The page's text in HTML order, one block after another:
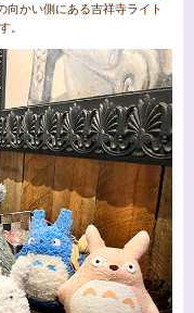
向かい側にある吉祥寺ライト
。